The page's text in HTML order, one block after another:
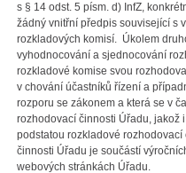
s § 14 odst. 5 písm. d) InfZ,
žádný vnitřní předpis související s
rozkladových komisí. Úkolem
vyhodnocování a sjednocování
rozkladové komise svou
v chování účastníků řízení a
rozporu se zákonem a která se v
rozhodovací činnosti Úřadu, jakož
podstatou rozkladové
činnosti Úřadu je součástí
webových stránkách Úřadu.